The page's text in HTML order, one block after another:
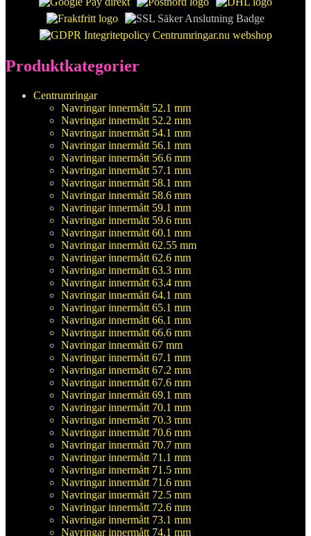
Produktkategorier
Centrumringar
Navringar innermått 52.1 mm
Navringar innermått 52.2 mm
Navringar innermått 54.1 mm
Navringar innermått 56.1 mm
Navringar innermått 56.6 mm
Navringar innermått 57.1 mm
Navringar innermått 58.1 mm
Navringar innermått 58.6 mm
Navringar innermått 59.1 mm
Navringar innermått 59.6 mm
Navringar innermått 60.1 mm
Navringar innermått 62.55 mm
Navringar innermått 62.6 mm
Navringar innermått 63.3 mm
Navringar innermått 63.4 mm
Navringar innermått 64.1 mm
Navringar innermått 65.1 mm
Navringar innermått 66.1 mm
Navringar innermått 66.6 mm
Navringar innermått 67 mm
Navringar innermått 67.1 mm
Navringar innermått 67.2 mm
Navringar innermått 67.6 mm
Navringar innermått 69.1 mm
Navringar innermått 70.1 mm
Navringar innermått 70.3 mm
Navringar innermått 70.6 mm
Navringar innermått 70.7 mm
Navringar innermått 71.1 mm
Navringar innermått 71.5 mm
Navringar innermått 71.6 mm
Navringar innermått 72.5 mm
Navringar innermått 72.6 mm
Navringar innermått 73.1 mm
Navringar innermått 74.1 mm